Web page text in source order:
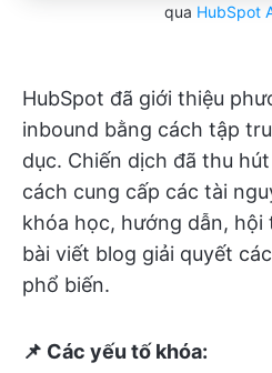
qua HubSpot
HubSpot đã giới thiệu
inbound bằng cách tập
dục. Chiến dịch đã thu
cách cung cấp các tài
khóa học, hướng dẫn,
bài viết blog giải quyết
phổ biến.
📌 Các yếu tố khóa: